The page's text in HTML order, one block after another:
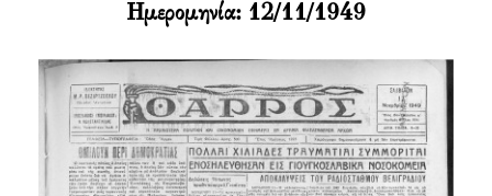
Ημερομηνία: 12/11/1949